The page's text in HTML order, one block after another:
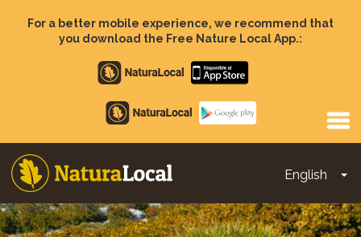
For a better mobile experience, we recommend that
you download the Free Nature Local App.:
Apple
store
Google
Play
English
Main
navigation